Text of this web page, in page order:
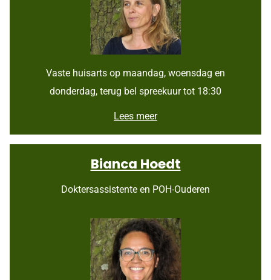
Vaste huisarts op maandag, woensdag en
donderdag, terug bel spreekuur tot 18:30
Lees meerC
r
é
l
i
e
o
e
d
e
Bianca Hoedt
Doktersassistente en POH-Ouderen